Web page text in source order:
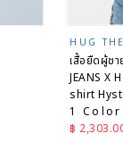
HUG
เสื้อยืดผู้ชา
JEANS X
shirt
1 Color
ราคาลด
฿